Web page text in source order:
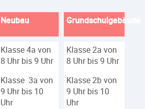
Neubau Grundschulgebäude
Klasse 4a von
8 Uhr bis 9 Uhr
Klasse 3a von
9 Uhr bis 10
Uhr
Klasse 2a von
8 Uhr bis 9 Uhr
Klasse 2b von
9 Uhr bis 10
Uhr